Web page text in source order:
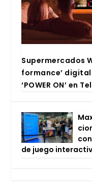
Super­mer­ca­dos
for­man­ce’
‘POWER ON’ en
de jue­go